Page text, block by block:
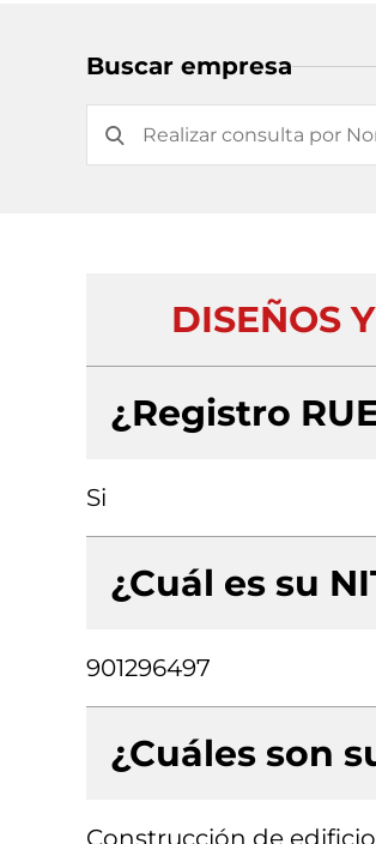
Buscar empresa
DISEÑOS
¿Registro
Si
¿Cuál es su
901296497
¿Cuáles son
Construcción de